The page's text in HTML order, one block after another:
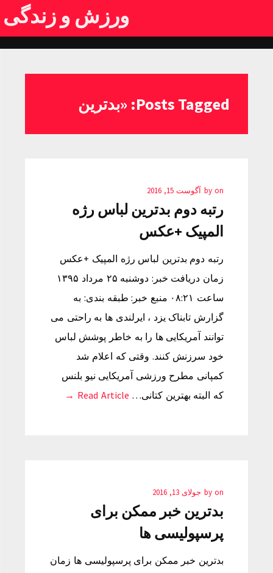
ورزش و زندگی
Posts Tagged: «بدترین
by on آگوست 15, 2016
رتبه دوم بدترین لباس رژه
المپیک +عکس
رتبه دوم بدترین لباس رژه المپیک +عکس
زمان دریافت خبر: دوشنبه ۲۵ مرداد ۱۳۹۵
ساعت ۰۸:۲۱ منبع خبر: طبقه بندی: به
گزارش تابناک یزد ، ایرلندی ها به راحتی می
توانند آمریکایی ها را به خاطر پوشش لباس
خود سرزنش کنند. وقتی که اعلام شد
کمپانی مطرح ورزشی آمریکایی نیو بلنس
که البته بهترین کتانی… Read Article →
by on جولای 13, 2016
بدترین خبر ممکن برای
پرسپولیسی ها
بدترین خبر ممکن برای پرسپولیسی ها زمان